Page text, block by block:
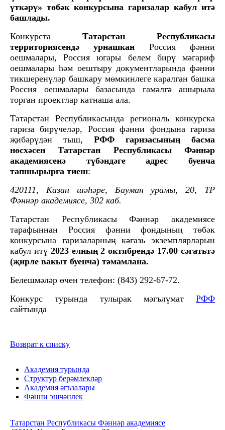
үткәрү» төбәк конкурсына гаризалар кабул итә
башлады.
Конкурста Татарстан Республикасы
территориясендә урнашкан Россия фәнни
оешмалары, Россия югары белем бирү мәгариф
оешмалары һәм оештыру документларында фәнни
тикшеренүләр башкару мөмкинлеге каралган башка
Россия оешмалары базасында гамәлгә ашырыла
торган проектлар катнаша ала.
Татарстан Республикасында региональ конкурска
гариза бирүчеләр, Россия фәнни фондына гариза
җибәрүдән тыш, РФФ гаризасының басма
нөсхәсен Татарстан Республикасы Фәннәр
академиясенә түбәндәге адрес буенча
тапшырырга тиеш:
420111, Казан шәһәре, Бауман урамы, 20, ТР
Фәннәр академиясе, 302 каб.
Татарстан Республикасы Фәннәр академиясе
тарафыннан Россия фәнни фондының төбәк
конкурсына гаризаларның кәгазь экземплярларын
кабул итү 2023 елның 2 октябрендә 17.00 сәгатьтә
(җирле вакыт буенча) тәмамлана.
Белешмәләр өчен телефон: (843) 292-67-72.
Конкурс турында тулырак мәгълүмат РФФ
сайтында
Возврат к списку
Академия турында
Структур берәмлекләр
Академия әгъзалары
Фәнни эшчәнлек
Татарстан Республикасы Фәннәр академиясе